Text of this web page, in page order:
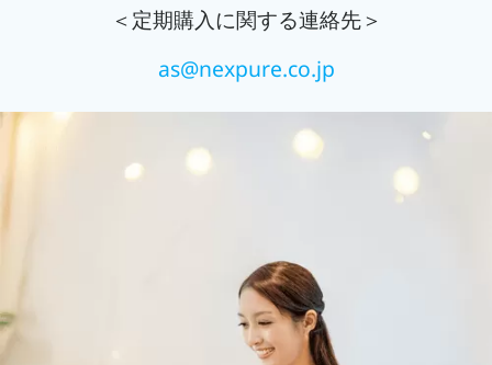
＜定期購入に関する連絡先＞
as@nexpure.co.jp